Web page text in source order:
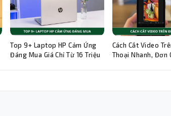
Top 9+ Laptop HP Cảm Ứng
Đáng Mua Giá Chỉ Từ 16 Triệu
Cách Cắt Video
Thoại Nhanh, Đơn